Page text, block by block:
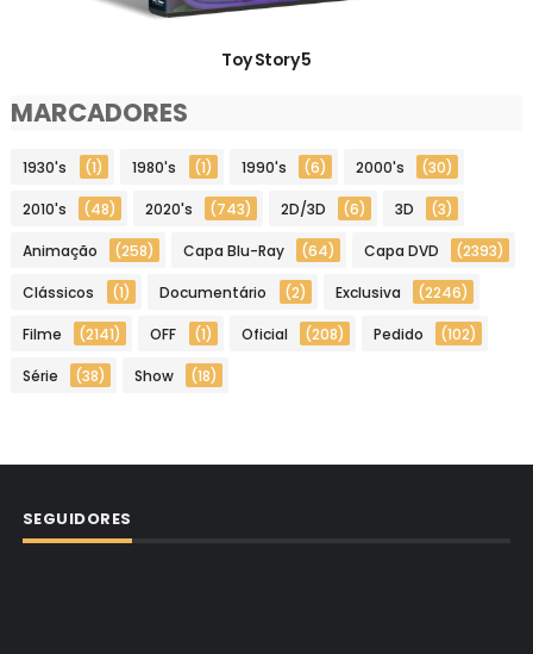
Toy Story 5
MARCADORES
1930's (1) 1980's (1) 1990's (6) 2000's (30)
2010's (48) 2020's (743) 2D/3D (6) 3D (3)
Animação (258) Capa Blu-Ray (64) Capa DVD (2393)
Clássicos (1) Documentário (2) Exclusiva (2246)
Filme (2141) OFF (1) Oficial (208) Pedido (102)
Série (38) Show (18)
SEGUIDORES